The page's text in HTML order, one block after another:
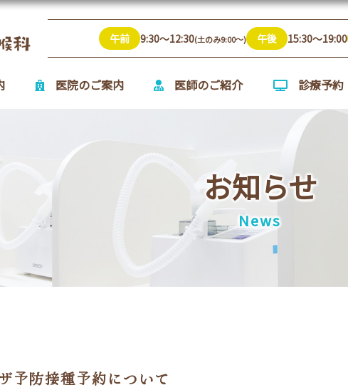
午前 9:30～12:30(土のみ9:00～) 午後 15:30～19:00
医院のご案内 医師のご紹介 診療予約
お知らせ
News
予防接種予約について